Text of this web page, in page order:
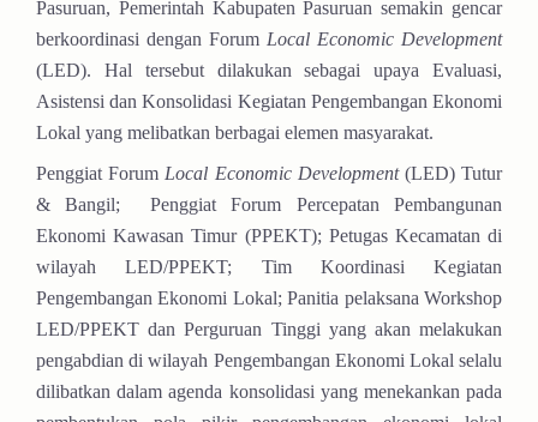
Pasuruan, Pemerintah Kabupaten Pasuruan semakin gencar
berkoordinasi dengan Forum Local Economic Development
(LED). Hal tersebut dilakukan sebagai upaya Evaluasi,
Asistensi dan Konsolidasi Kegiatan Pengembangan Ekonomi
Lokal yang melibatkan berbagai elemen masyarakat.
Penggiat Forum Local Economic Development(LED) Tutur
& Bangil;
Penggiat Forum Percepatan Pembangunan
Ekonomi Kawasan Timur (PPEKT); Petugas Kecamatan di
wilayah LED/PPEKT; Tim Koordinasi Kegiatan
Pengembangan Ekonomi Lokal; Panitia pelaksana Workshop
LED/PPEKT dan Perguruan Tinggi yang akan melakukan
pengabdian di wilayah Pengembangan Ekonomi Lokal selalu
dilibatkan dalam agenda konsolidasi yang menekankan pada